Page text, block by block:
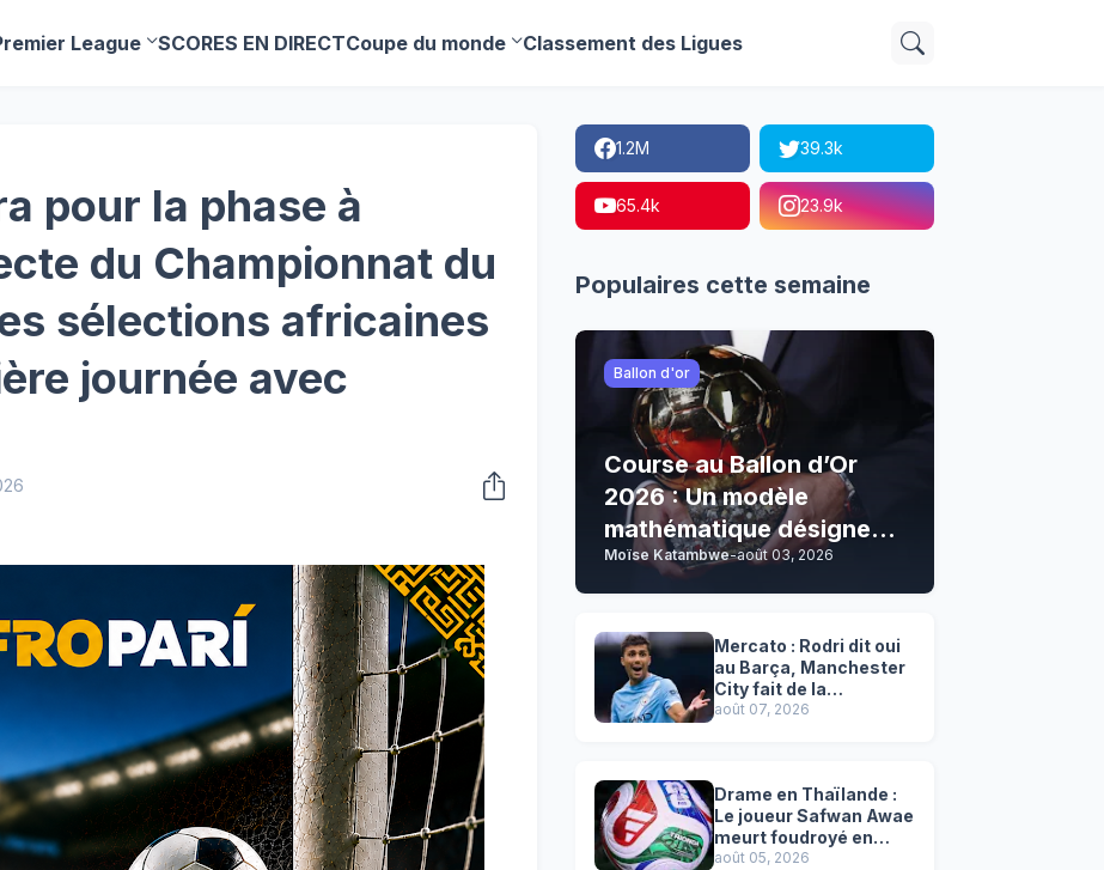
League SCORES EN DIRECTCoupe du monde Classement des Ligues
pour la phase à
du Championnat du
sélections africaines
journée avec
1.2M 39.3k
65.4k 23.9k
Populaires cette semaine
Ballon d'or
Course au Ballon d’Or
2026 : Un modèle
mathématique désigne
son grand favori !
Moïse Katambwe-août 03, 2026
Mercato : Rodri dit oui
au Barça, Manchester
City fait de la
résistance !
août 07, 2026
Drame en Thaïlande :
Le joueur Safwan Awae
meurt foudroyé en
plein match
août 05, 2026